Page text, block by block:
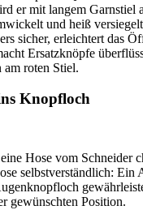
er mit langem Garnstiel
und heiß
sicher, erleichtert das
Ersatzknöpfe
am roten Stiel.
Knopfloch
Hose vom Schneider
selbstverständlich: Ein
gewünschten Position.